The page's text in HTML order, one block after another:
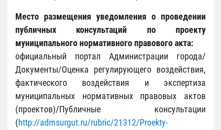
Место размещения уведомления о проведении
публичных консультаций по проекту
муниципального нормативного правового акта:
официальный портал Администрации города/
Документы/Оценка регулирующего воздействия,
фактического воздействия и экспертиза
муниципальных нормативных правовых актов
(проектов)/Публичные консультации
(http://admsurgut.ru/rubric/21312/Proekty-